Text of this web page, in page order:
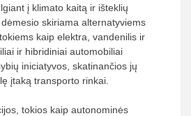
į klimato kaitą ir išteklių
skiriama alternatyviems
kaip elektra, vandenilis ir
ir hibridiniai automobiliai
iniciatyvos, skatinančios jų
įtaką transporto rinkai.
tokios kaip autonominės